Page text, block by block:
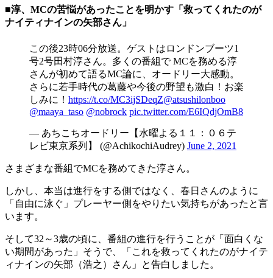
■淳、MCの苦悩があったことを明かす「救ってくれたのが
ナイティナインの矢部さん」
この後23時06分放送。ゲストはロンドンブーツ1
号2号田村淳さん。多くの番組で MCを務める淳
さんが初めて語るMC論に、オードリー大感動。
さらに若手時代の葛藤や今後の野望も激白！お楽
しみに！ https://t.co/MC3ijSDeqZ@atsushilonboo
@maaya_taso @nobrock pic.twitter.com/E6IQdjOmB8
— あちこちオードリー【水曜よる１１：０６テ
レビ東京系列】 (@AchikochiAudrey) June 2, 2021
さまざまな番組でMCを務めてきた淳さん。
しかし、本当は進行をする側ではなく、春日さんのように
「自由に泳ぐ」プレーヤー側をやりたい気持ちがあったと言
います。
そして32～3歳の頃に、番組の進行を行うことが「面白くな
い期間があった」そうで、「これを救ってくれたのがナイテ
ィナインの矢部（浩之）さん」と告白しました。